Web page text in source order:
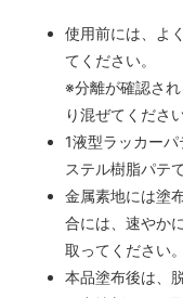
使用前には、よ
てください。
※分離が確認さ
り混ぜてください
1液型ラッカー
ステル樹脂パテ
金属素地には塗
合には、速やか
取ってください。
本品塗布後は、